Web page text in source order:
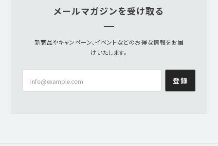
メールマガジンを受け取る
新商品やキャンペーン、イベントなどのお得な情報をお届
けいたします。
登録